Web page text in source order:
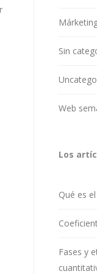
Sin
Web
Los
Qué es
Fases y